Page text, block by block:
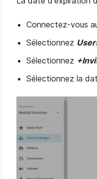
Connectez-vous
Sélectionnez
Sélectionnez
Sélectionnez la